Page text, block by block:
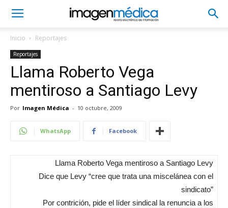
Inicio Reportajes
Reportajes
Llama Roberto Vega
mentiroso a Santiago Levy
Por Imagen Médica - 10 octubre, 2009
WhatsApp Facebook
Llama Roberto Vega mentiroso a Santiago Levy
Dice que Levy “cree que trata una miscelánea con el
sindicato”
Por contrición, pide el líder sindical la renuncia a los